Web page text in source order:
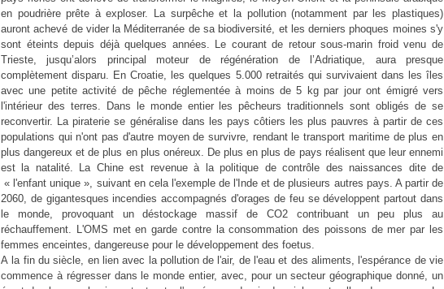
en poudrière prête à exploser. La surpêche et la pollution (notamment par les plastiques)
auront achevé de vider la Méditerranée de sa biodiversité, et les derniers phoques moines s'y
sont éteints depuis déjà quelques années. Le courant de retour sous-marin froid venu de
Trieste, jusqu’alors principal moteur de régénération de l’Adriatique, aura presque
complètement disparu. En Croatie, les quelques 5.000 retraités qui survivaient dans les îles
avec une petite activité de pêche réglementée à moins de 5 kg par jour ont émigré vers
l'intérieur des terres. Dans le monde entier les pêcheurs traditionnels sont obligés de se
reconvertir. La piraterie se généralise dans les pays côtiers les plus pauvres à partir de ces
populations qui n'ont pas d'autre moyen de survivre, rendant le transport maritime de plus en
plus dangereux et de plus en plus onéreux. De plus en plus de pays réalisent que leur ennemi
est la natalité. La Chine est revenue à la politique de contrôle des naissances dite de
« l'enfant unique », suivant en cela l'exemple de l'Inde et de plusieurs autres pays. A partir de
2060, de gigantesques incendies accompagnés d'orages de feu se développent partout dans
le monde, provoquant un déstockage massif de CO2 contribuant un peu plus au
réchauffement. L'OMS met en garde contre la consommation des poissons de mer par les
femmes enceintes, dangereuse pour le développement des foetus.
A la fin du siècle, en lien avec la pollution de l'air, de l'eau et des aliments, l'espérance de vie
commence à régresser dans le monde entier, avec, pour un secteur géographique donné, un